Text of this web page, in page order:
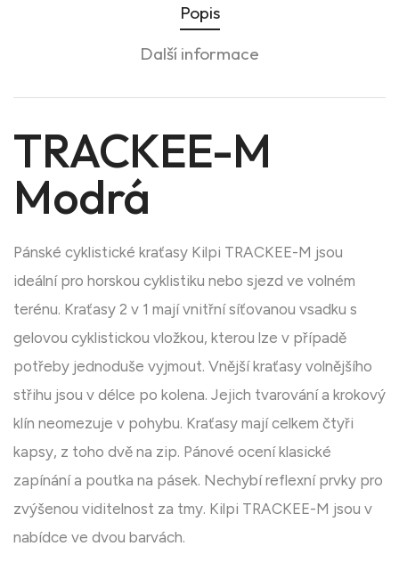
Popis
Další informace
TRACKEE-M
Modrá
Pánské cyklistické kraťasy Kilpi TRACKEE-M jsou
ideální pro horskou cyklistiku nebo sjezd ve volném
terénu. Kraťasy 2 v 1 mají vnitřní síťovanou vsadku s
gelovou cyklistickou vložkou, kterou lze v případě
potřeby jednoduše vyjmout. Vnější kraťasy volnějšího
střihu jsou v délce po kolena. Jejich tvarování a krokový
klín neomezuje v pohybu. Kraťasy mají celkem čtyři
kapsy, z toho dvě na zip. Pánové ocení klasické
zapínání a poutka na pásek. Nechybí reflexní prvky pro
zvýšenou viditelnost za tmy. Kilpi TRACKEE-M jsou v
nabídce ve dvou barvách.